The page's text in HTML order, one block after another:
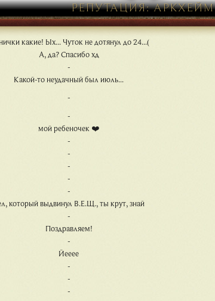
РЕПУТАЦИЯ: АРКХЕЙМ
какие! Ых... Чуток не дотянул до 24...(
А, да? Спасибо хд
-
Какой-то неудачный был июль...
-
-
мой ребеночек ❤️
-
-
-
-
-
который выдвинул В.Е.Щ., ты крут, знай
-
Поздравляем!
-
Йееее
-
-
-